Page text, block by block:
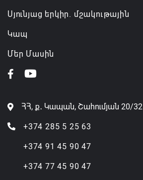
Սյունյաց երկիր. մշակութային
Կապ
Մեր Մասին
ՀՀ, ք․ Կապան, Շահումյան 20/32
+374 285 5 25 63
+374 91 45 90 47
+374 77 45 90 47